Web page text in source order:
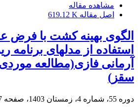
مشاهده مقاله
اصل مقاله 619.12 K
الگوی بهینه کشت با فرض
استفاده از مدلهای برنامه
آرمانی فازی(مطالعه
سقز)
دوره 55، شماره 4، زمستان 1403، صفحه